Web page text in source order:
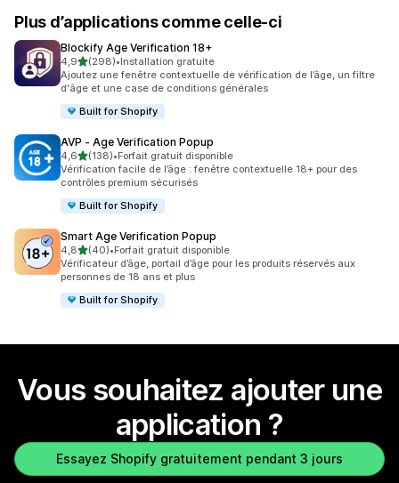
Plus d’applications comme celle-ci
Blockify Age Verification 18+
4,9étoile(s) sur 5
(298)
298 avis au total
•Installation gratuite
Ajoutez une fenêtre contextuelle de vérification de l’âge, un filtre
d'âge et une case de conditions générales
Built for Shopify
AVP ‑ Age Verification Popup
4,6étoile(s) sur 5
(138)
138 avis au total
•Forfait gratuit disponible
Vérification facile de l’âge : fenêtre contextuelle 18+ pour des
contrôles premium sécurisés
Built for Shopify
Smart Age Verification Popup
4,8étoile(s) sur 5
(40)
40 avis au total
•Forfait gratuit disponible
Vérificateur d’âge, portail d’âge pour les produits réservés aux
personnes de 18 ans et plus
Built for Shopify
Vous souhaitez ajouter une
application ?
Essayez Shopify gratuitement pendant 3 jours